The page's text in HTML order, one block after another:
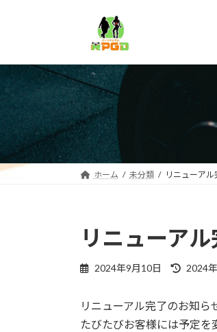
へ
ッ
プ
ョ
移
動
ホーム 未分類 リニューアル
リニューアル
2024年9月10日
最
新
日
2024
リニューアル完了のお知ら
たびたびお客様には予定を